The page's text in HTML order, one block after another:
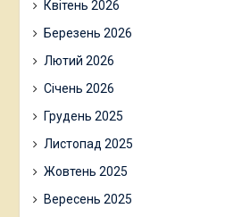
Квітень 2026
Березень 2026
Лютий 2026
Січень 2026
Грудень 2025
Листопад 2025
Жовтень 2025
Вересень 2025